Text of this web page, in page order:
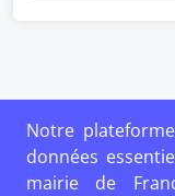
Notre
données
mairie de